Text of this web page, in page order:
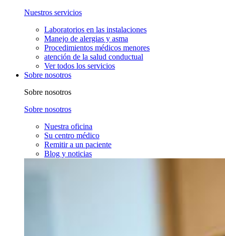
Nuestros servicios
Laboratorios en las instalaciones
Manejo de alergias y asma
Procedimientos médicos menores
atención de la salud conductual
Ver todos los servicios
Sobre nosotros
Sobre nosotros
Sobre nosotros
Nuestra oficina
Su centro médico
Remitir a un paciente
Blog y noticias